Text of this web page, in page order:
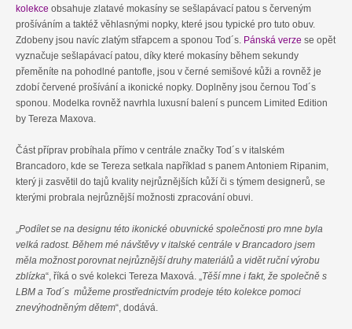
kolekce obsahuje zlatavé mokasíny se sešlapávací patou s červeným
prošíváním a taktéž věhlasnými nopky, které jsou typické pro tuto obuv.
Zdobeny jsou navíc zlatým střapcem a sponou Tod´s. Pánská verze se opět
vyznačuje sešlapávací patou, díky které mokasíny během sekundy
přeměníte na pohodlné pantofle, jsou v černé semišové kůži a rovněž je
zdobí červené prošívání a ikonické nopky. Doplněny jsou černou Tod´s
sponou. Modelka rovněž navrhla luxusní balení s puncem Limited Edition
by Tereza Maxova.
Část příprav probíhala přímo v centrále značky Tod´s v italském
Brancadoro, kde se Tereza setkala například s panem Antoniem Ripanim,
který ji zasvětil do tajů kvality nejrůznějších kůží či s týmem designerů, se
kterými probrala nejrůznější možnosti zpracování obuvi.
„Podílet se na designu této ikonické obuvnické společnosti pro mne byla
velká radost. Během mé návštěvy v italské centrále v Brancadoro jsem
měla možnost porovnat nejrůznější druhy materiálů a vidět ruční výrobu
zblízka“, říká o své kolekci Tereza Maxová. „Těší mne i fakt, že společně s
LBM a Tod´s můžeme prostřednictvím prodeje této kolekce pomoci
znevýhodněným dětem“, dodává.